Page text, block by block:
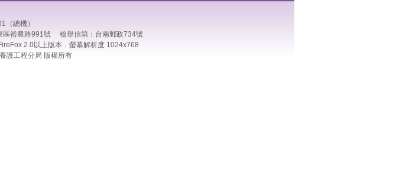
（總機）
區裕農路991號 檢舉信箱：台南郵政734號
2.0以上版本．螢幕解析度 1024x768
護工程分局 版權所有